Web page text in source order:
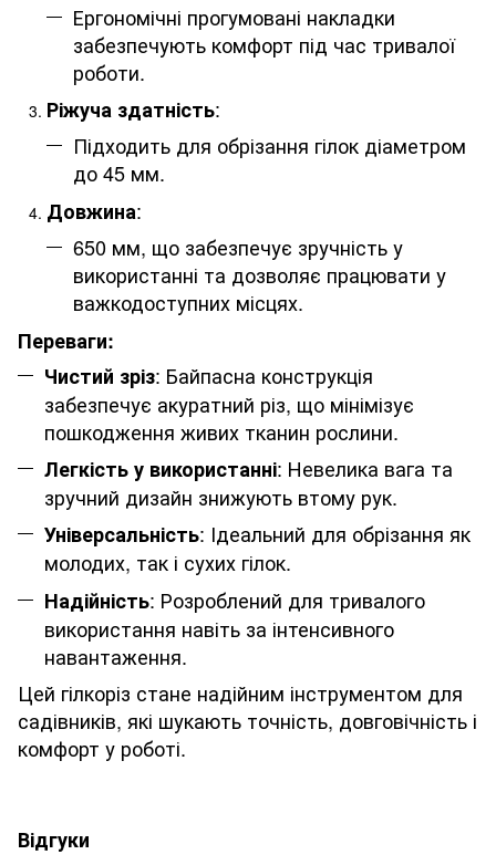
Ергономічні прогумовані накладки
забезпечують комфорт під час тривалої
роботи.
Ріжуча здатність:
Підходить для обрізання гілок діаметром
до 45 мм.
Довжина:
650 мм, що забезпечує зручність у
використанні та дозволяє працювати у
важкодоступних місцях.
Переваги:
Чистий зріз: Байпасна конструкція
забезпечує акуратний різ, що мінімізує
пошкодження живих тканин рослини.
Легкість у використанні: Невелика вага та
зручний дизайн знижують втому рук.
Універсальність: Ідеальний для обрізання як
молодих, так і сухих гілок.
Надійність: Розроблений для тривалого
використання навіть за інтенсивного
навантаження.
Цей гілкоріз стане надійним інструментом для
садівників, які шукають точність, довговічність і
комфорт у роботі.
Відгуки